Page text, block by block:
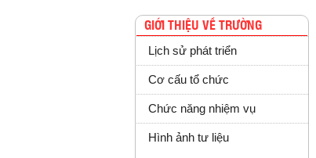
GIỚI THIỆU VỀ TRƯỜNG
Lịch sử phát triển
Cơ cấu tổ chức
Chức năng nhiệm vụ
Hình ảnh tư liệu